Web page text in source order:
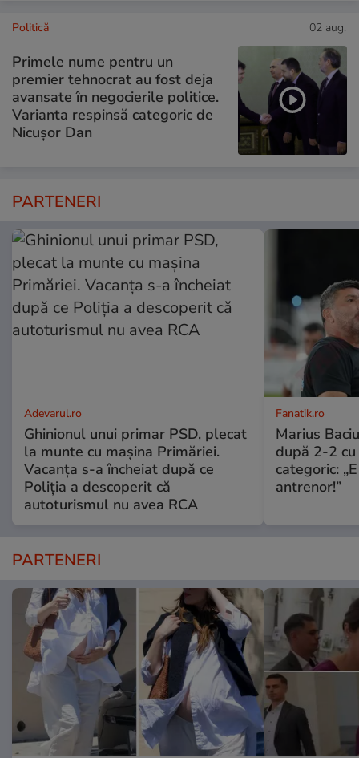
Politică 02 aug.
Primele nume pentru un
premier tehnocrat au fost deja
avansate în negocierile politice.
Varianta respinsă categoric de
Nicușor Dan
PARTENERI
Adevarul.ro
Ghinionul unui primar PSD, plecat
la munte cu mașina Primăriei.
Vacanța s-a încheiat după ce
Poliția a descoperit că
autoturismul nu avea RCA
Fanatik.ro
Marius
după 2-2 cu
categoric:
antrenor!”
PARTENERI